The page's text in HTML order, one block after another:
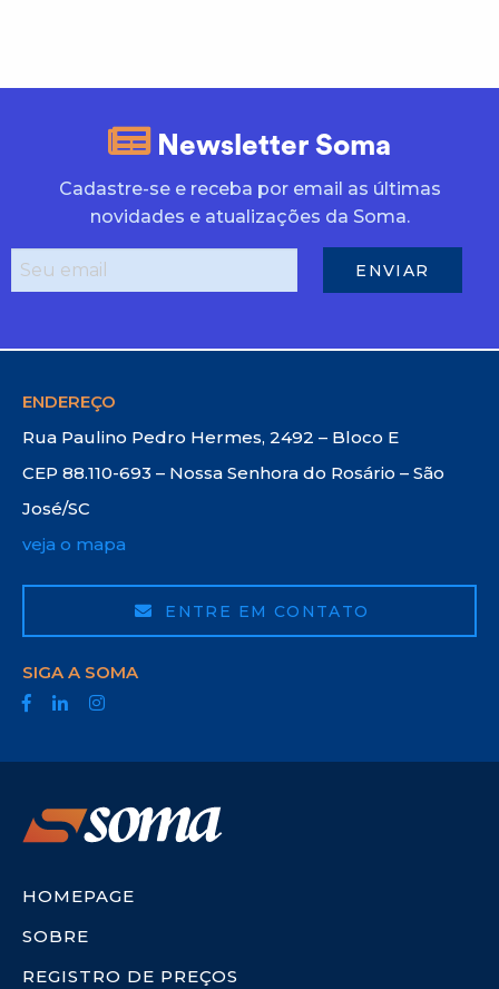
Newsletter Soma
Cadastre-se e receba por email as últimas
novidades e atualizações da Soma.
ENDEREÇO
Rua Paulino Pedro Hermes, 2492 – Bloco E
CEP 88.110-693 – Nossa Senhora do Rosário – São
José/SC
veja o mapa
ENTRE EM CONTATO
SIGA A SOMA
HOMEPAGE
SOBRE
REGISTRO DE PREÇOS